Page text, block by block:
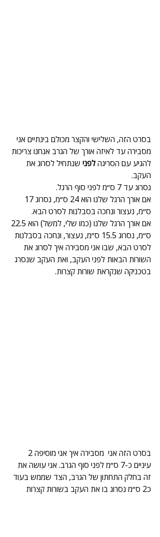
בסרט הזה, השלישי והקצר מכולם בינתיים אני
מסבירה עד לאיזה אורך של הגרב אנחנו צריכות
להגיע עם הסריגה לפני שנתחיל לסרוג את
העקב.
נסרוג עד 7 ס״מ לפני סוף הרגל.
ס״מ, נעצור ונחכה בסבלנות לסרט הבא.
ס״מ, נסרוג 15.5 ס״מ, נעצור, ונחכה בסבלנות
לסרט הבא, שבו אני מסבירה איך לסרוג את
השורות הבאות לפני העקב, ואת העקב שנסרג
בטכניקה שנקראת שורות קצרות.
עיניים כ-7 ס״מ לפני סוף הגרב. אני עושה את
זה בחלק התחתון של הגרב, הצד שממש בעוד
כ2 ס״מ נסרוג בו את העקב בשורות קצרות